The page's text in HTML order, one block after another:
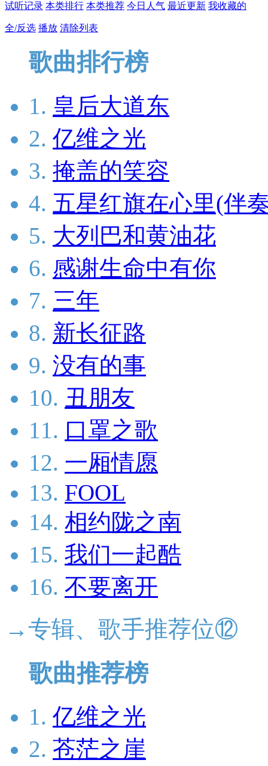
试听记录 本类排行 本类推荐 今日人气 最近更新 我收藏的
全/反选 播放 清除列表
歌曲排行榜
1. 皇后大道东
2. 亿维之光
3. 掩盖的笑容
4. 五星红旗在心里(伴
5. 大列巴和黄油花
6. 感谢生命中有你
7. 三年
8. 新长征路
9. 没有的事
10. 丑朋友
11. 口罩之歌
12. 一厢情愿
13. FOOL
14. 相约陇之南
15. 我们一起酷
16. 不要离开
→专辑、歌手推荐位⑫
歌曲推荐榜
1. 亿维之光
2. 苍茫之崖